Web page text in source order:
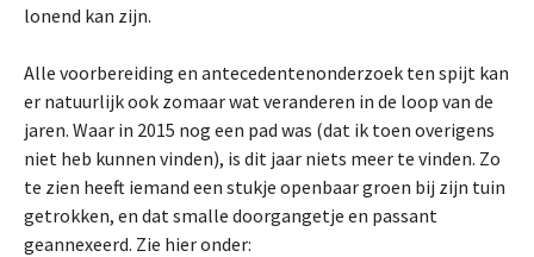
lonend kan zijn.
Alle voorbereiding en antecedentenonderzoek ten spijt kan
er natuurlijk ook zomaar wat veranderen in de loop van de
jaren. Waar in 2015 nog een pad was (dat ik toen overigens
niet heb kunnen vinden), is dit jaar niets meer te vinden. Zo
te zien heeft iemand een stukje openbaar groen bij zijn tuin
getrokken, en dat smalle doorgangetje en passant
geannexeerd. Zie hier onder: